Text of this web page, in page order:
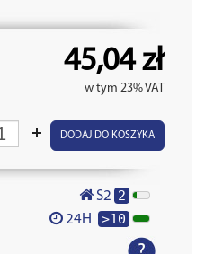
45,04 zł
w tym 23% VAT
DODAJ DO KOSZYKA
S2 2
24H >10